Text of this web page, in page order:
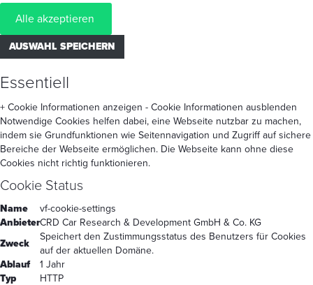
Alle akzeptieren
AUSWAHL SPEICHERN
Essentiell
+ Cookie Informationen anzeigen - Cookie Informationen ausblenden
Notwendige Cookies helfen dabei, eine Webseite nutzbar zu machen,
indem sie Grundfunktionen wie Seitennavigation und Zugriff auf sichere
Bereiche der Webseite ermöglichen. Die Webseite kann ohne diese
Cookies nicht richtig funktionieren.
Cookie Status
Name
vf-cookie-settings
AnbieterCRD Car Research & Development GmbH & Co. KG
Zweck
Speichert den Zustimmungsstatus des Benutzers für Cookies
auf der aktuellen Domäne.
Ablauf
1 Jahr
Typ
HTTP